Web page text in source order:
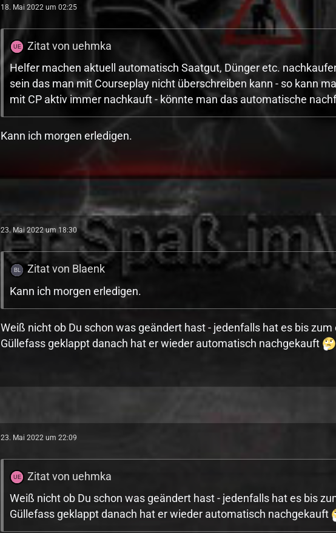
18. Mai 2022 um 02:25
Zitat von uehmka
Helfer machen aktuell automatisch Saatgut, Dünger etc.
sein das man mit Courseplay nicht überschreiben kann - so kann
mit CP aktiv immer nachkauft - könnte man das automatische
Kann ich morgen erledigen.
23. Mai 2022 um 18:30
Zitat von Blaenk
Kann ich morgen erledigen.
Weiß nicht ob Du schon was geändert hast - jedenfalls hat es bis
Güllefass geklappt danach hat er wieder automatisch nachgekauft
23. Mai 2022 um 22:09
Zitat von uehmka
Weiß nicht ob Du schon was geändert hast - jedenfalls hat es bis
Güllefass geklappt danach hat er wieder automatisch nachgekauft